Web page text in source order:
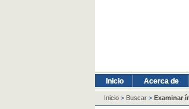
Inicio Acerca de
Inicio > Buscar > Examinar